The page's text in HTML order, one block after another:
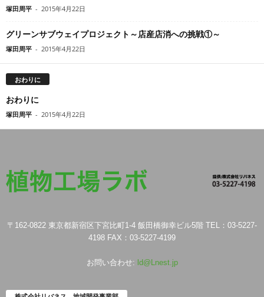
塚田周平 - 2015年4月22日
グリーンサブウェイプロジェクト～店産店消への挑戦①～
塚田周平 - 2015年4月22日
おわりに
おわりに
塚田周平 - 2015年4月22日
〒162-0822 東京都新宿区下宮比町1-4 飯田橋御幸ビル5階 TEL：03-5227-
4198 FAX：03-5227-4199
お問い合わせ: ld@Lnest.jp